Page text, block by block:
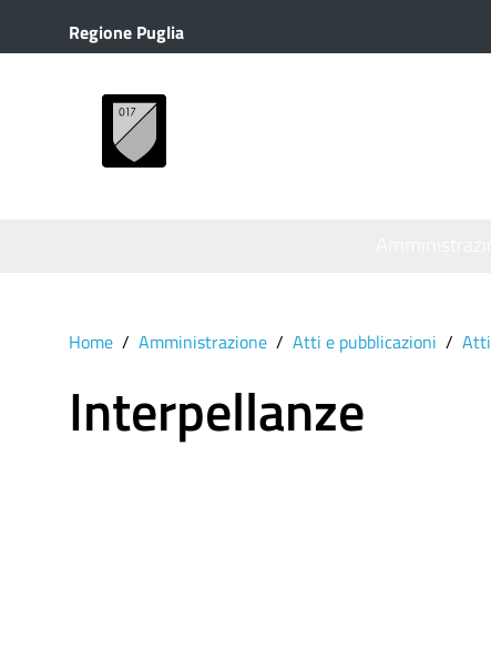
Regione Puglia
Home Amministrazione Atti e pubblicazioni
Interpellanze